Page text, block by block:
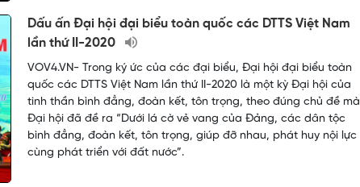
Dấu ấn Đại hội đại biểu toàn quốc các DTTS Việt Nam
lần thứ II-2020
VOV4.VN- Trong ký ức của các đại biểu, Đại hội đại biểu toàn
quốc các DTTS Việt Nam lần thứ II-2020 là một kỳ Đại hội của
tinh thần bình đẳng, đoàn kết, tôn trọng, theo đúng chủ đề mà
Đại hội đã đề ra “Dưới lá cờ vẻ vang của Đảng, các dân tộc
bình đẳng, đoàn kết, tôn trọng, giúp đỡ nhau, phát huy nội lực
cùng phát triển với đất nước”.